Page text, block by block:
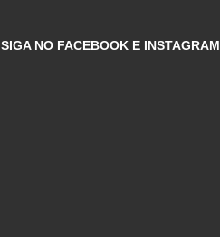
SIGA NO FACEBOOK E INSTAGRAM